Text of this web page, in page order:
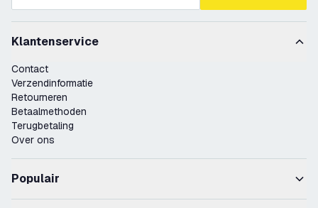
Klantenservice
Contact
Verzendinformatie
Retourneren
Betaalmethoden
Terugbetaling
Over ons
Populair